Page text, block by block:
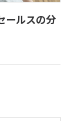
ールスの分